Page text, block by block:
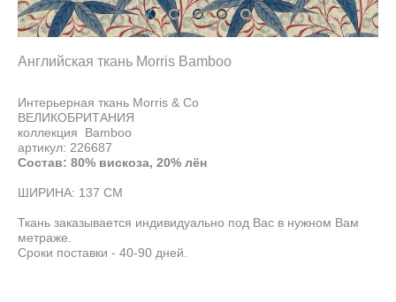
Английская ткань Morris Bamboo
Интерьерная ткань Morris & Co
ВЕЛИКОБРИТАНИЯ
коллекция Bamboo
артикул: 226687
Состав: 80% вискоза, 20% лён
ШИРИНА: 137 СМ
Ткань заказывается индивидуально под Вас в нужном Вам
метраже.
Сроки поставки - 40-90 дней.